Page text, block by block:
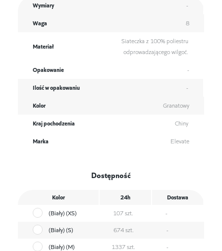
Wymiary -
Waga 8
Materiał
Siateczka z 100% poliestru
odprowadzającego wilgoć.
Opakowanie -
Ilość w opakowaniu -
Kolor Granatowy
Kraj pochodzenia Chiny
Marka Elevate
Dostępność
Kolor 24h
Dostawa
(Biały) (XS)
107 szt.
-
(Biały) (S)
674 szt.
-
(Biały) (M)
1337 szt.
-